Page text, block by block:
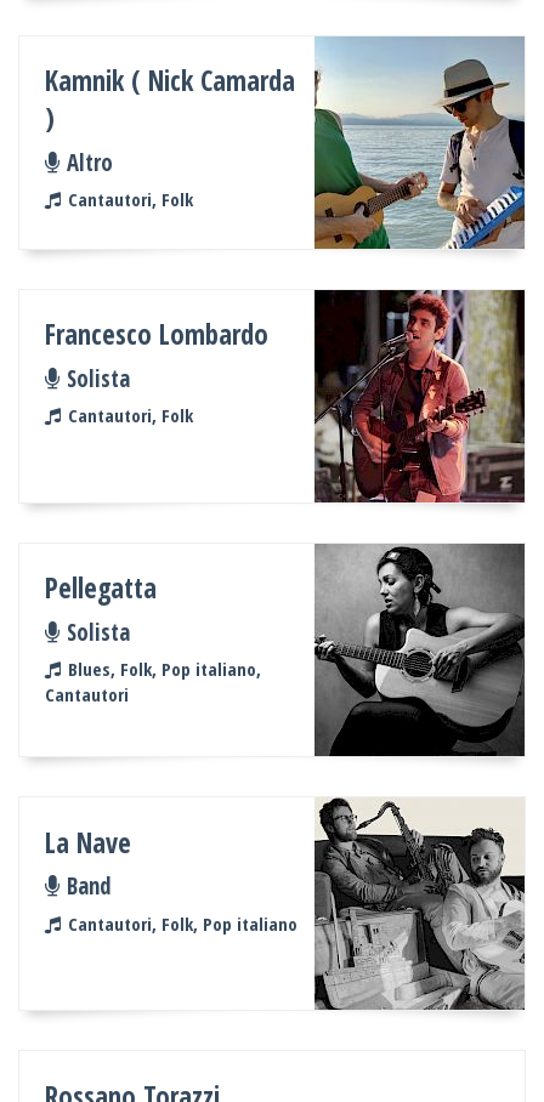
Kamnik ( Nick Camarda
)
Altro
Cantautori, Folk
Francesco Lombardo
Solista
Cantautori, Folk
Pellegatta
Solista
Blues, Folk, Pop italiano,
Cantautori
La Nave
Band
Cantautori, Folk, Pop italiano